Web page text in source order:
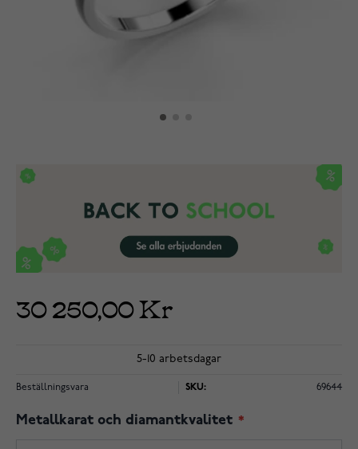
30 250,00 Kr
5-10 arbetsdagar
Beställningsvara SKU: 69644
Metallkarat och diamantkvalitet